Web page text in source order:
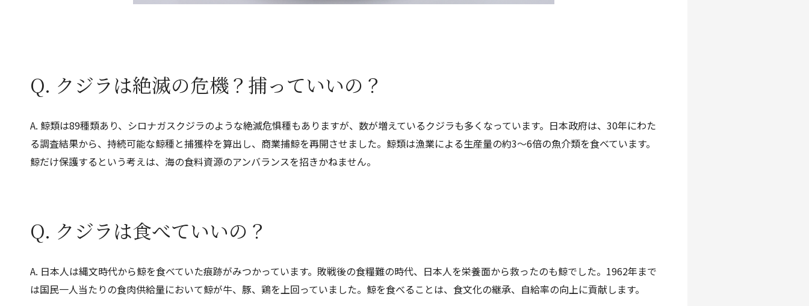
Q. クジラは絶滅の危機？捕っていいの？
A. 鯨類は89種類あり、シロナガスクジラのような絶滅危惧種もありますが、数が増えているクジラも多くなっています。日本政府は、30年にわた
る調査結果から、持続可能な鯨種と捕獲枠を算出し、商業捕鯨を再開させました。鯨類は漁業による生産量の約3～6倍の魚介類を食べています。
鯨だけ保護するという考えは、海の食料資源のアンバランスを招きかねません。
Q. クジラは食べていいの？
A. 日本人は縄文時代から鯨を食べていた痕跡がみつかっています。敗戦後の食糧難の時代、日本人を栄養面から救ったのも鯨でした。1962年まで
は国民一人当たりの食肉供給量において鯨が牛、豚、鶏を上回っていました。鯨を食べることは、食文化の継承、自給率の向上に貢献します。